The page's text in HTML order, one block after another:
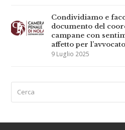
Condividiamo e
documento del
campane con
affetto per
9 Luglio 2025